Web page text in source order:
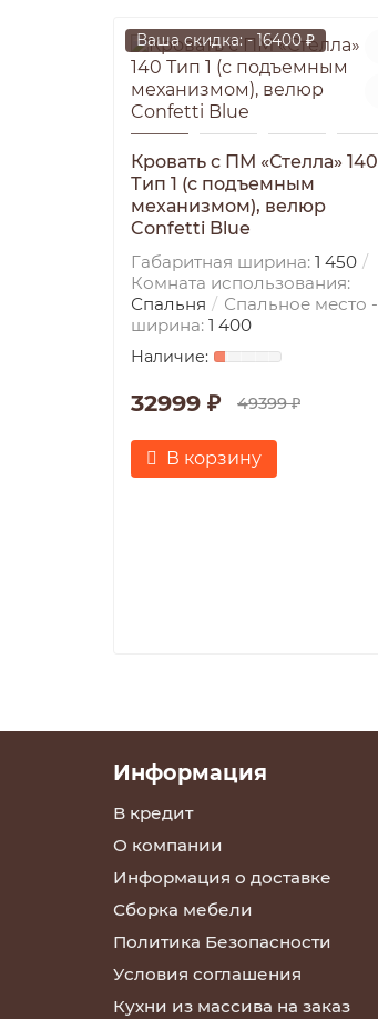
Ваша скидка: - 16400 ₽
Кровать с ПМ «Стелла» 140
Тип 1 (с подъемным
механизмом), велюр
Confetti Blue
Габаритная ширина: 1 450
Комната использования:
Спальня
Спальное место -
ширина: 1 400
32999 ₽ 49399 ₽
В корзину
Информация
В кредит
О компании
Информация о доставке
Сборка мебели
Политика Безопасности
Условия соглашения
Кухни из массива на заказ